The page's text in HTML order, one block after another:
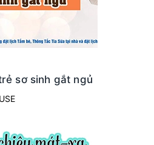
sơ sinh gắt ngủ